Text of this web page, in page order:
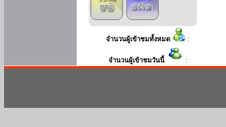
จำนวนผู้เข้าชมทั้งหมด :
จำนวนผู้เข้าชมวันนี้ :